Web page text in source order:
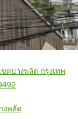
ตบางพลัด กรุงเทพ
งพลัด